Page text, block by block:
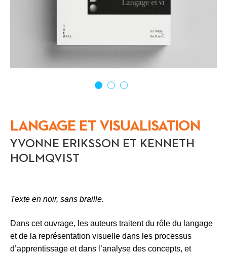
LANGAGE ET VISUALISATION
YVONNE ERIKSSON ET KENNETH
HOLMQVIST
Texte en noir, sans braille.
Dans cet ouvrage, les auteurs traitent du rôle du langage
et de la représentation visuelle dans les processus
d’apprentissage et dans l’analyse des concepts, et